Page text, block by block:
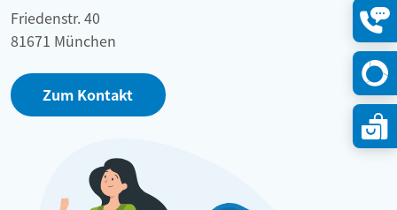
Friedenstr. 40
81671 München
Zum Kontakt